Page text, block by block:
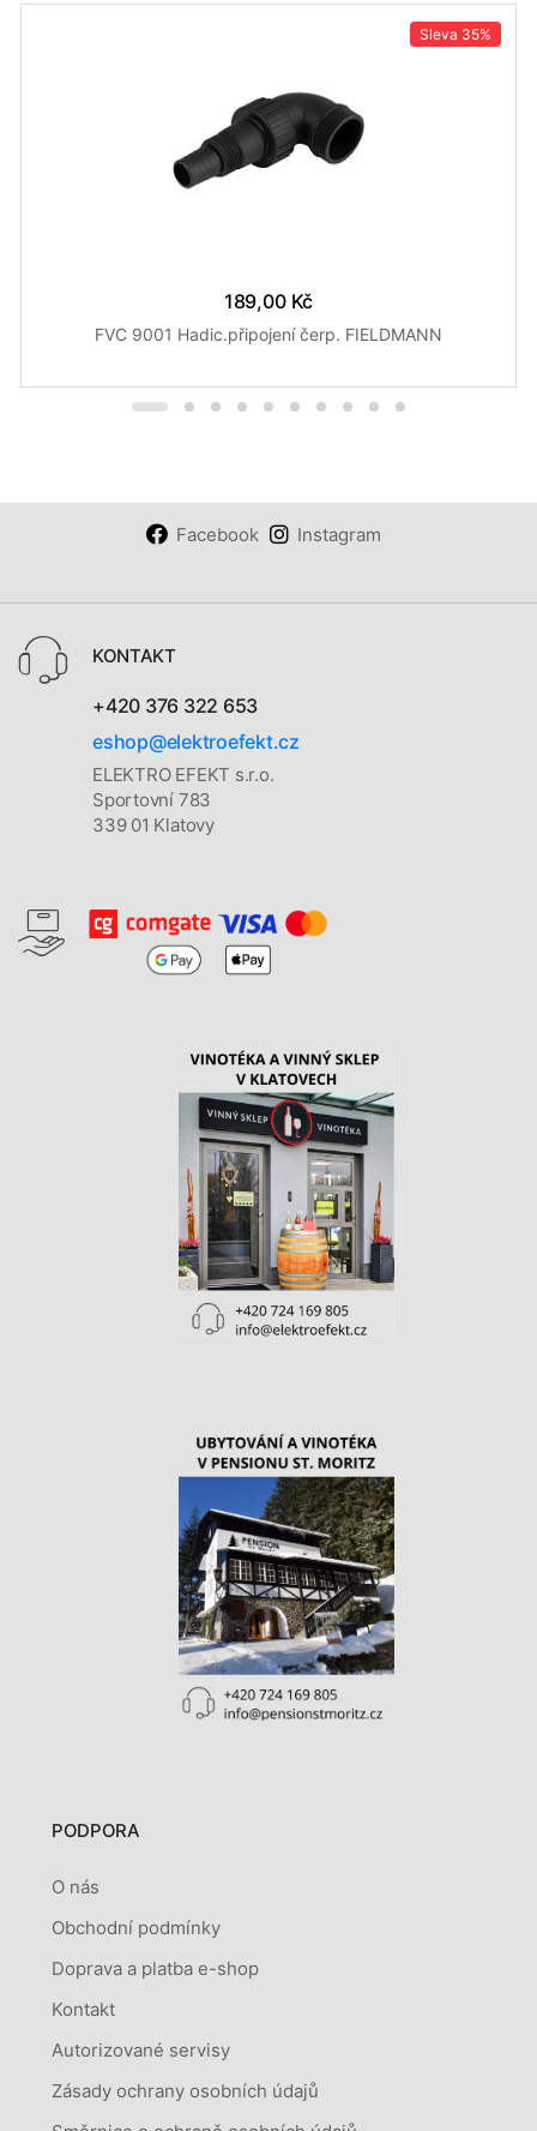
Sleva 35%
189,00 Kč
FVC 9001 Hadic.připojení čerp. FIELDMANN
Facebook Instagram
KONTAKT
+420 376 322 653
eshop@elektroefekt.cz
ELEKTRO EFEKT s.r.o.
Sportovní 783
339 01 Klatovy
PODPORA
O nás
Obchodní podmínky
Doprava a platba e-shop
Kontakt
Autorizované servisy
Zásady ochrany osobních údajů